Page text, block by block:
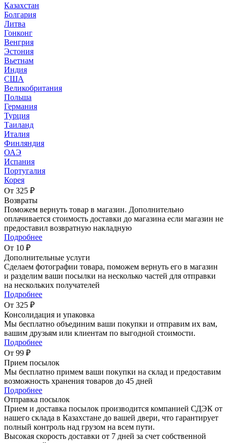
Казахстан
Болгария
Литва
Гонконг
Венгрия
Эстония
Вьетнам
Индия
США
Великобритания
Польша
Германия
Турция
Таиланд
Италия
Финляндия
ОАЭ
Испания
Португалия
Корея
От 325 ₽
Возвраты
Поможем вернуть товар в магазин. Дополнительно
оплачивается стоимость доставки до магазина если магазин не
предоставил возвратную накладную
Подробнее
От 10 ₽
Дополнительные услуги
Сделаем фотографии товара, поможем вернуть его в магазин
и разделим ваши посылки на несколько частей для отправки
на нескольких получателей
Подробнее
От 325 ₽
Консолидация и упаковка
Мы бесплатно объединим ваши покупки и отправим их вам,
вашим друзьям или клиентам по выгодной стоимости.
Подробнее
От 99 ₽
Прием посылок
Мы бесплатно примем ваши покупки на склад и предоставим
возможность хранения товаров до 45 дней
Подробнее
Отправка посылок
Прием и доставка посылок производится компанией СДЭК от
нашего склада в Казахстане до вашей двери, что гарантирует
полный контроль над грузом на всем пути.
Высокая скорость доставки от 7 дней за счет собственной